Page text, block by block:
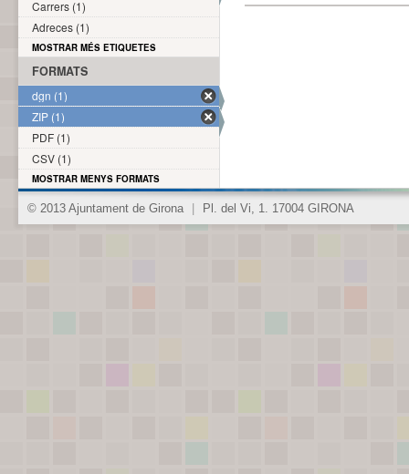
Carrers (1)
Adreces (1)
MOSTRAR MÉS ETIQUETES
FORMATS
dgn (1)
ZIP (1)
PDF (1)
CSV (1)
MOSTRAR MENYS FORMATS
© 2013 Ajuntament de Girona Pl. del Vi, 1. 17004 GIRONA